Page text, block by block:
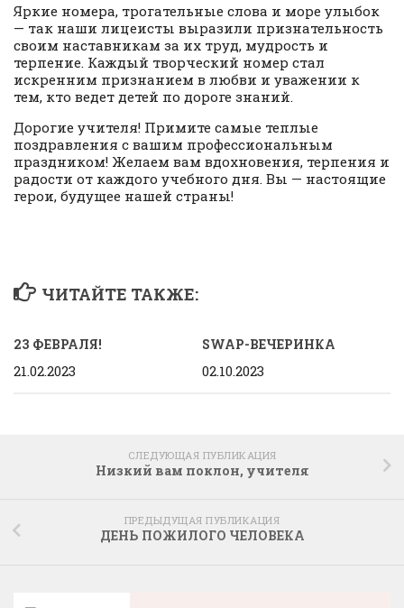
Яркие номера, трогательные слова и море улыбок
— так наши лицеисты выразили признательность
своим наставникам за их труд, мудрость и
терпение. Каждый творческий номер стал
искренним признанием в любви и уважении к
тем, кто ведет детей по дороге знаний.
Дорогие учителя! Примите самые теплые
поздравления с вашим профессиональным
праздником! Желаем вам вдохновения, терпения и
радости от каждого учебного дня. Вы — настоящие
герои, будущее нашей страны!
ЧИТАЙТЕ ТАКЖЕ:
23 ФЕВРАЛЯ!
21.02.2023
SWAP-ВЕЧЕРИНКА
02.10.2023
СЛЕДУЮЩАЯ ПУБЛИКАЦИЯ
Низкий вам поклон, учителя
ПРЕДЫДУЩАЯ ПУБЛИКАЦИЯ
ДЕНЬ ПОЖИЛОГО ЧЕЛОВЕКА